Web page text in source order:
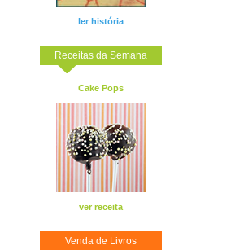
ler história
Receitas da Semana
Cake Pops
ver receita
Venda de Livros